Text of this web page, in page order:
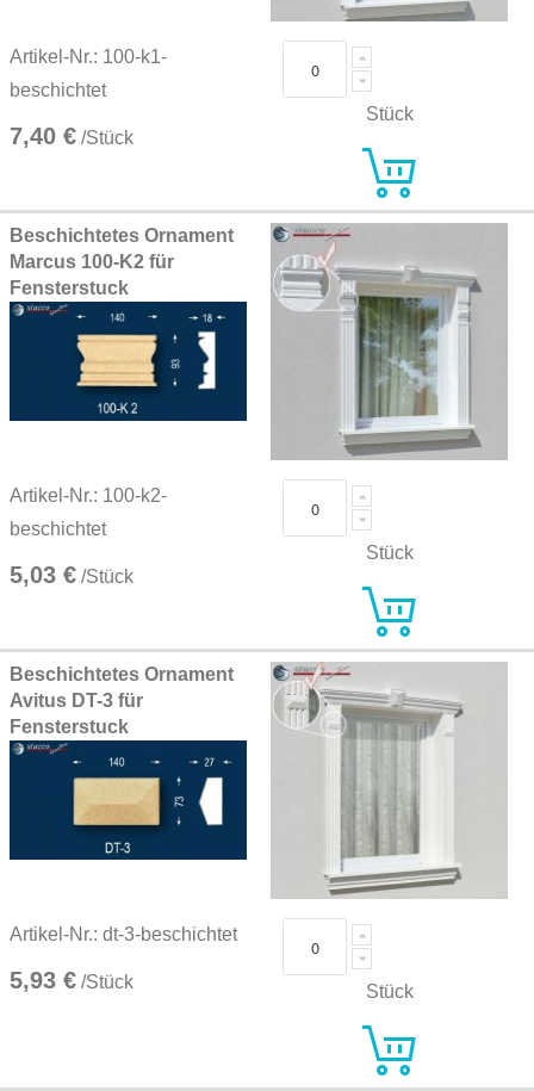
Artikel-Nr.: 100-k1-
beschichtet
7,40 € /Stück
Stück
Beschichtetes Ornament
Marcus 100-K2 für
Fensterstuck
Artikel-Nr.: 100-k2-
beschichtet
5,03 € /Stück
Stück
Beschichtetes Ornament
Avitus DT-3 für
Fensterstuck
Artikel-Nr.: dt-3-beschichtet
5,93 € /Stück Stück